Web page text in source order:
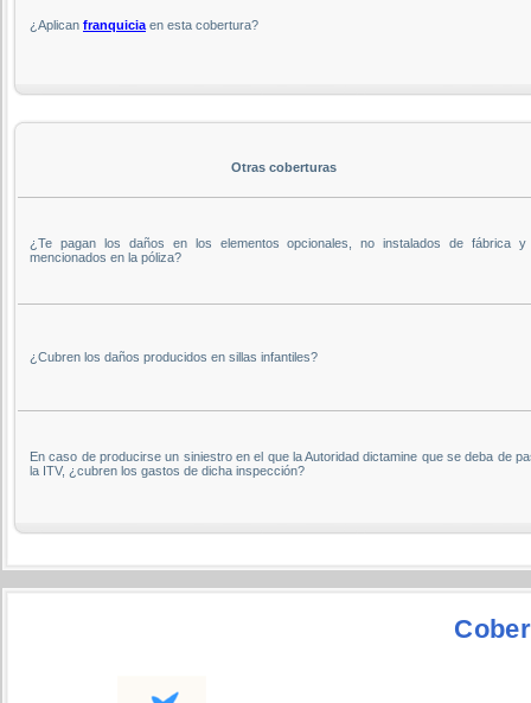
¿Aplican franquicia en esta cobertura?
Otras coberturas
¿Te pagan los daños en los elementos opcionales, no instalados de fábrica y
mencionados en la póliza?
¿Cubren los daños producidos en sillas infantiles?
En caso de producirse un siniestro en el que la Autoridad dictamine que se deba de
la ITV, ¿cubren los gastos de dicha inspección?